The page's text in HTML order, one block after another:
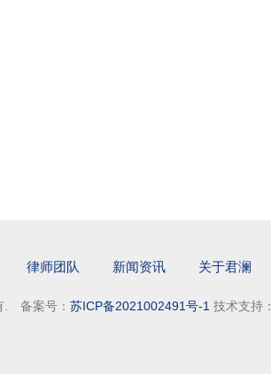
律师团队 新闻资讯 关于君澜
. 备案号： 苏ICP备2021002491号-1技术支持：